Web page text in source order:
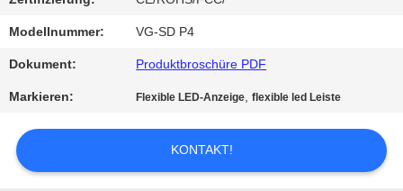
NEUIGKEITEN
UM
EIN
Modellnummer: VG-SD P4
Dokument: Produktbroschüre PDF
Markieren: Flexible LED-Anzeige,flexible led Leiste
KONTAKT!